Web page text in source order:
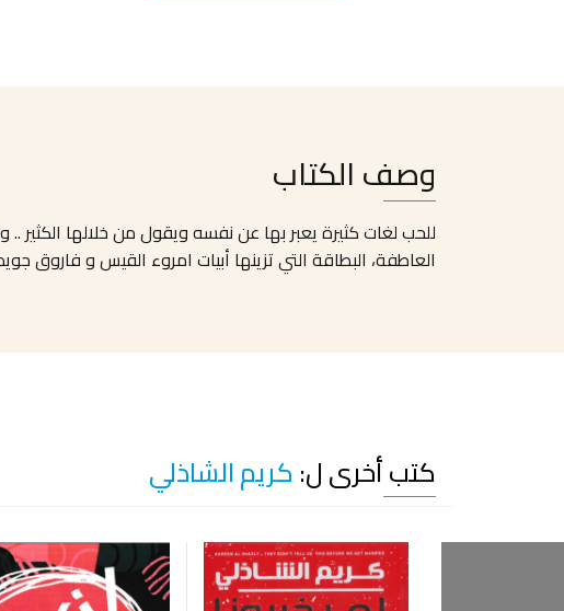
وصف الكتاب
للحب لغات كثيرة يعبر بها عن نفسه ويقول من خلالها الكثير ..
العاطفة، البطاقة التي تزينها أبيات امروء القيس و فاروق
كتب أخرى ل: كريم الشاذلي